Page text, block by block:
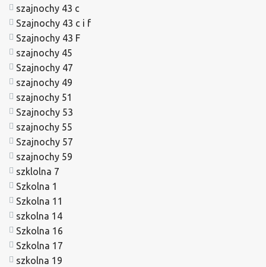
szajnochy 43 c
Szajnochy 43 c i f
Szajnochy 43 F
szajnochy 45
Szajnochy 47
szajnochy 49
szajnochy 51
Szajnochy 53
szajnochy 55
Szajnochy 57
szajnochy 59
szklolna 7
Szkolna 1
Szkolna 11
szkolna 14
Szkolna 16
Szkolna 17
szkolna 19